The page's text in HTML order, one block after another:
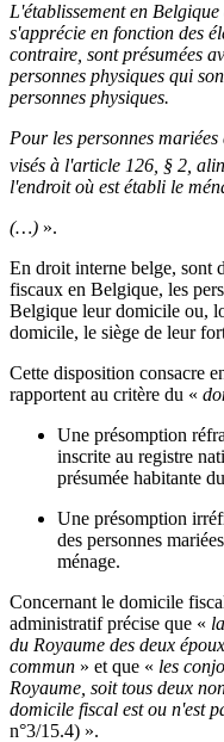
L'établissement en
s'apprécie en fonction des
contraire, sont présumées
personnes physiques qui
personnes physiques.
Pour les personnes
visés à l'article 126, § 2,
l'endroit où est établi le
(…) ».
En droit interne belge, sont
fiscaux en Belgique, les
Belgique leur domicile ou,
domicile, le siège de leur
Cette disposition consacre
rapportent au critère du «
Une présomption
inscrite au registre
présumée habitante
Une présomption
des personnes
ménage.
Concernant le domicile
administratif précise que «
du Royaume des deux
commun » et que « les
Royaume, soit tous deux
domicile fiscal est ou n'est
n°3/15.4) ».